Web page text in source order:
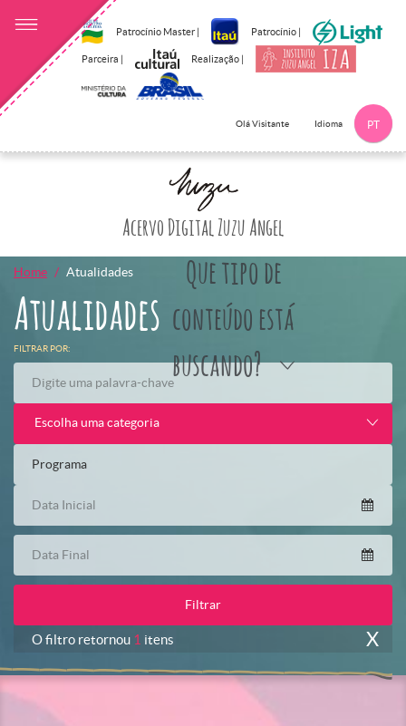
Patrocínio Master | Patrocínio |
Parceira | Realização |
Olá Visitante Idioma PT
Acervo Digital Zuzu Angel
Que tipo de
conteúdo está
buscando?
Home Atualidades
Atualidades
FILTRAR POR:
Escolha uma categoria
O filtro retornou 1 itens X